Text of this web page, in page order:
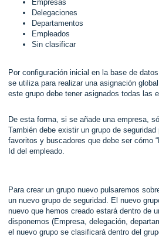
Empresas
Delegaciones
Departamentos
Empleados
Sin clasificar
Por configuración inicial en la base de
se utiliza para realizar una asignación
este grupo debe tener asignados todas las
De esta forma, si se añade una empresa,
También debe existir un grupo de
favoritos y buscadores que debe ser cómo
Id del empleado.
Para crear un grupo nuevo pulsaremos
un nuevo grupo de seguridad. El nuevo
nuevo que hemos creado estará dentro de
disponemos (Empresa, delegación,
el nuevo grupo se clasificará dentro del